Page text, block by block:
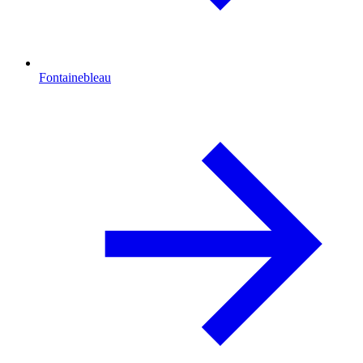
Fontainebleau